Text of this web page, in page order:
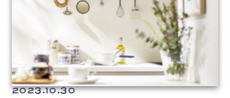
2023.10.30